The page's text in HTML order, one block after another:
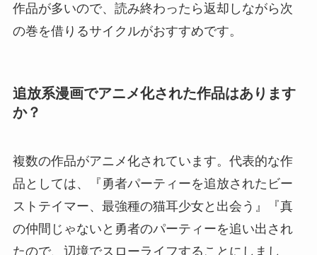
作品が多いので、読み終わったら返却しながら次
の巻を借りるサイクルがおすすめです。
追放系漫画でアニメ化された作品はあります
か？
複数の作品がアニメ化されています。代表的な作
品としては、『勇者パーティーを追放されたビー
ストテイマー、最強種の猫耳少女と出会う』『真
の仲間じゃないと勇者のパーティーを追い出され
たので、辺境でスローライフすることにしまし